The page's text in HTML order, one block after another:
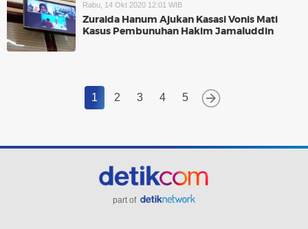
Rabu, 14 Okt 2020 12:01 WIB
Zuraida Hanum Ajukan Kasasi Vonis Mati
Kasus Pembunuhan Hakim Jamaluddin
1 2 3 4 5
part of